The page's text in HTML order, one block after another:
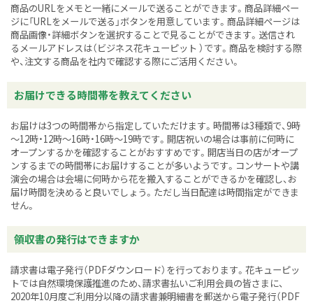
商品のURLをメモと一緒にメールで送ることができます。商品詳細ペー
ジに「URLをメールで送る」ボタンを用意しています。商品詳細ページは
商品画像・詳細ボタンを選択することで見ることができます。送信され
るメールアドレスは（ビジネス花キューピット ）です。商品を検討する際
や、注文する商品を社内で確認する際にご活用ください。
お届けできる時間帯を教えてください
お届けは3つの時間帯から指定していただけます。時間帯は3種類で、9時
～12時・12時～16時・16時～19時です。開店祝いの場合は事前に何時に
オープンするかを確認することがおすすめです。開店当日の店がオープ
ンするまでの時間帯にお届けすることが多いようです。コンサートや講
演会の場合は会場に何時から花を搬入することができるかを確認し、お
届け時間を決めると良いでしょう。ただし当日配達は時間指定ができま
せん。
領収書の発行はできますか
請求書は電子発行（PDFダウンロード）を行っております。花キューピッ
トでは自然環境保護推進のため、請求書払いご利用会員の皆さまに、
2020年10月度ご利用分以降の請求書兼明細書を郵送から電子発行（PDF